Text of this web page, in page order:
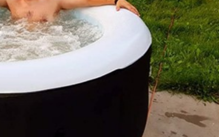
Страна производитель
Из Австралии
Из Италии
США
Из Германии
American Whirlpool
Treesse
Coast Spas
Bellagio
Villeroy & Boch
Wellis
Jazzi Pool
JNJ Spas
Sundance Spas
Yokozuna